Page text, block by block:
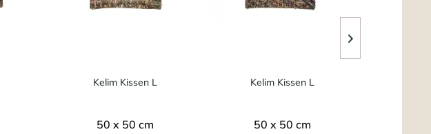
Kelim Kissen L
50 x 50 cm
Kelim Kissen L
50 x 50 cm